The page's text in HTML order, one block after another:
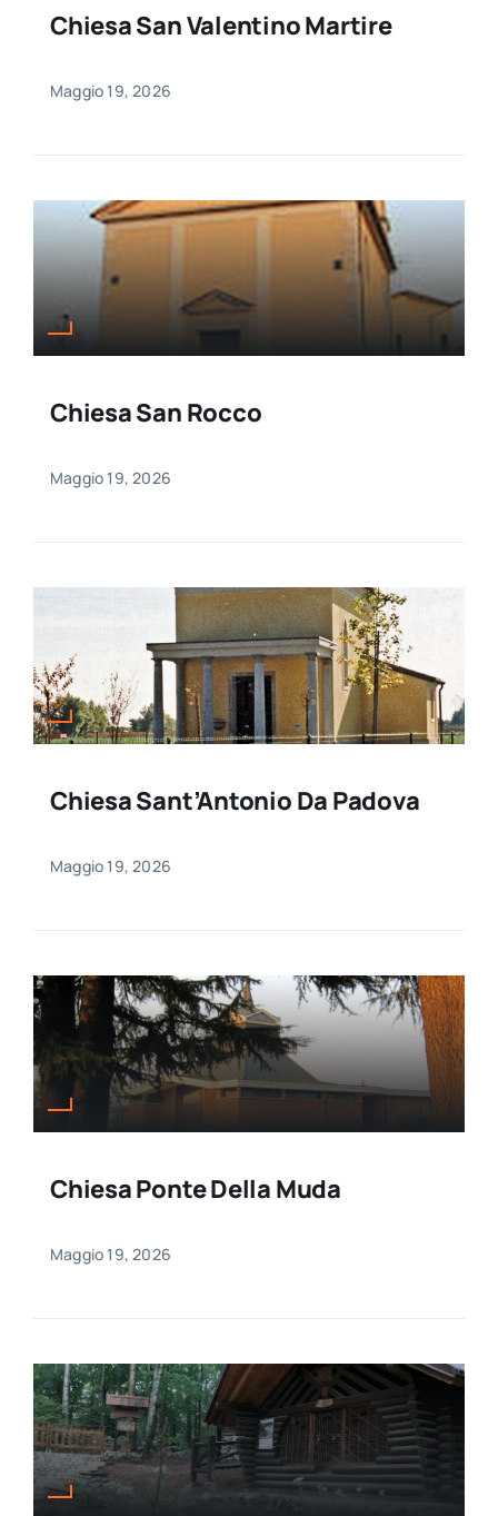
Chiesa San Valentino Martire
Maggio 19, 2026
Chiesa San Rocco
Maggio 19, 2026
Chiesa Sant’Antonio Da Padova
Maggio 19, 2026
Chiesa Ponte Della Muda
Maggio 19, 2026